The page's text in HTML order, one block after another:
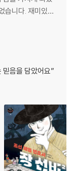
습니다. 재미있는
이 있으며, 그린 책
믿음을 담았어요”